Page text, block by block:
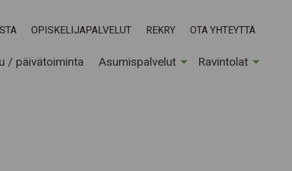
OPISKELIJAPALVELUT REKRY OTA YHTEYTTÄ
/ päivätoiminta Asumispalvelut Ravintolat